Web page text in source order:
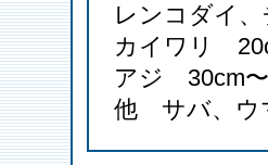
レンコダイ
カイワリ
アジ 30cm
他 サバ、ウ